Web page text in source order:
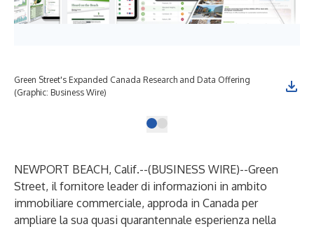
Green Street's Expanded Canada Research and Data Offering
(Graphic: Business Wire)
NEWPORT BEACH, Calif.--(BUSINESS WIRE)--Green
Street, il fornitore leader di informazioni in ambito
immobiliare commerciale, approda in Canada per
ampliare la sua quasi quarantennale esperienza nella